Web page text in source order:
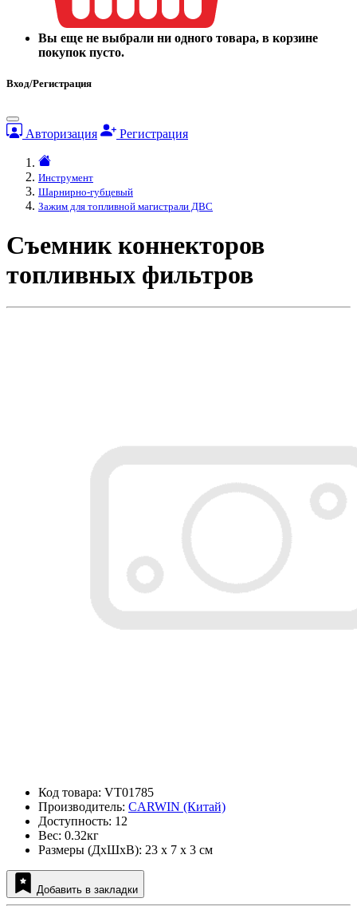
Вы еще не выбрали ни одного товара, в корзине
покупок пусто.
Вход/Регистрация
Авторизация Регистрация
Инструмент
Шарнирно-губцевый
Зажим для топливной магистрали ДВС
Съемник коннекторов
топливных фильтров
Код товара: VT01785
Производитель: CARWIN (Китай)
Доступность: 12
Вес: 0.32кг
Размеры (ДxШxВ): 23 x 7 x 3 см
Добавить в закладки